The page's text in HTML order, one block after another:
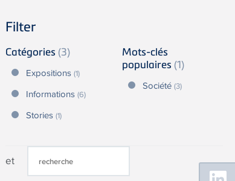
Filter
Catégories (3)
Expositions (1)
Informations (6)
Stories (1)
Mots-clés
populaires (1)
Société (3)
et Floating